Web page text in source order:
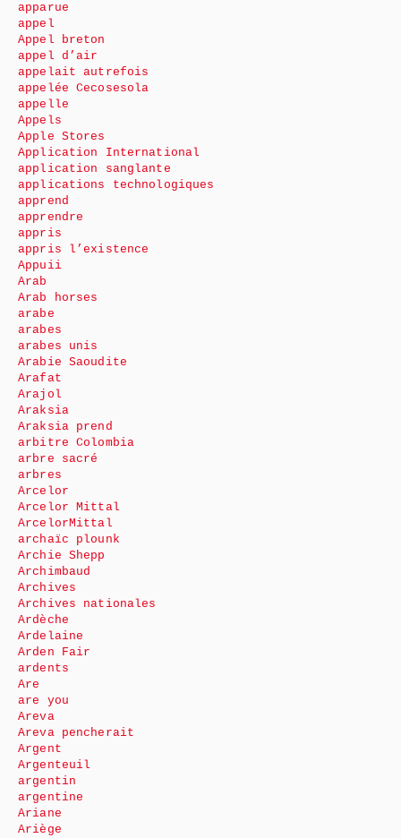
apparue
appel
Appel breton
appel d’air
appelait autrefois
appelée Cecosesola
appelle
Appels
Apple Stores
Application International
application sanglante
applications technologiques
apprend
apprendre
appris
appris l’existence
Appuii
Arab
Arab horses
arabe
arabes
arabes unis
Arabie Saoudite
Arafat
Arajol
Araksia
Araksia prend
arbitre Colombia
arbre sacré
arbres
Arcelor
Arcelor Mittal
ArcelorMittal
archaïc plounk
Archie Shepp
Archimbaud
Archives
Archives nationales
Ardèche
Ardelaine
Arden Fair
ardents
Are
are you
Areva
Areva pencherait
Argent
Argenteuil
argentin
argentine
Ariane
Ariège